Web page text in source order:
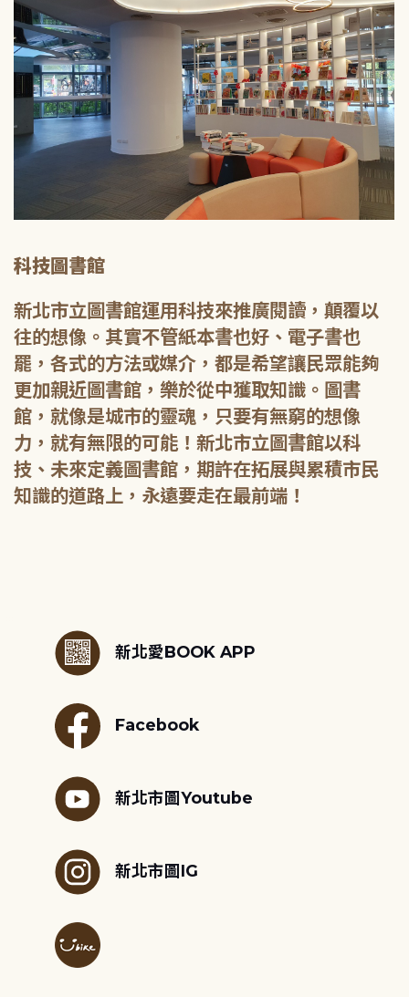
科技圖書館
新北市立圖書館運用科技來推廣閱讀，顛覆以
往的想像。其實不管紙本書也好、電子書也
罷，各式的方法或媒介，都是希望讓民眾能夠
更加親近圖書館，樂於從中獲取知識。圖書
館，就像是城市的靈魂，只要有無窮的想像
力，就有無限的可能！新北市立圖書館以科
技、未來定義圖書館，期許在拓展與累積市民
知識的道路上，永遠要走在最前端！
新北愛BOOK APP
Facebook
新北市圖Youtube
新北市圖IG